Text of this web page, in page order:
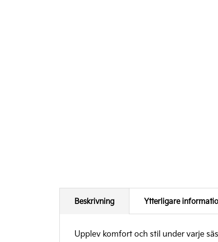
Beskrivning Ytterligare
Upplev komfort och stil under varje